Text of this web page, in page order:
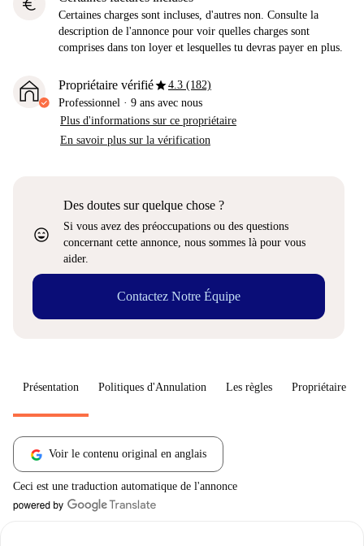
Certaines charges sont incluses, d'autres non. Consulte la
description de l'annonce pour voir quelles charges sont
comprises dans ton loyer et lesquelles tu devras payer en plus.
Propriétaire vérifiéstar4.3 (182)
Professionnel · 9 ans avec nous
Plus d'informations sur ce propriétaire
En savoir plus sur la vérification
sentiment_very_satisfied
Des doutes sur quelque chose ?
Si vous avez des préoccupations ou des questions
concernant cette annonce, nous sommes là pour vous
aider.
Contactez Notre Équipe
Présentation Politiques d'Annulation Les règles Propriétaire
Voir le contenu original en anglais
Ceci est une traduction automatique de l'annonce